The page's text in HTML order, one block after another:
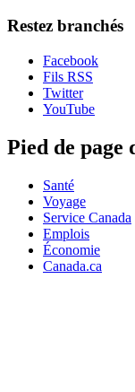
Restez branchés
Facebook
Fils RSS
Twitter
YouTube
Pied de page
Santé
Voyage
Service Canada
Emplois
Économie
Canada.ca